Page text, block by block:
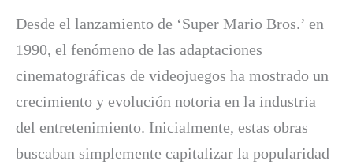
Desde el lanzamiento de ‘Super Mario Bros.’ en
1990, el fenómeno de las adaptaciones
cinematográficas de videojuegos ha mostrado un
crecimiento y evolución notoria en la industria
del entretenimiento. Inicialmente, estas obras
buscaban simplemente capitalizar la popularidad